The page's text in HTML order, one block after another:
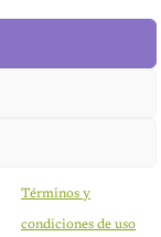
Términos y
condiciones de uso